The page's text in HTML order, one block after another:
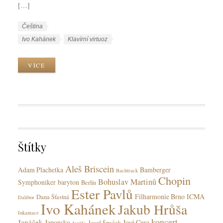
[…]
W
k
e
i
s
y
Čeština
W
k
g
Ivo Kahánek Klavírní virtuoz
VÍCE
Štítky
Adam Plachetka Aleš Briscein Bachtrack Bamberger
Symphoniker baryton Berlín Bohuslav MartinůChopin
Dalibor Dana Šťastná Ester Pavlů Filharmonie Brno ICMA
Inkantace Ivo KahánekJakub Hrůša